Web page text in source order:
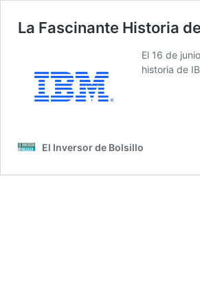
La Fascinante Historia
El 16 de
historia de
El Inversor de Bolsillo